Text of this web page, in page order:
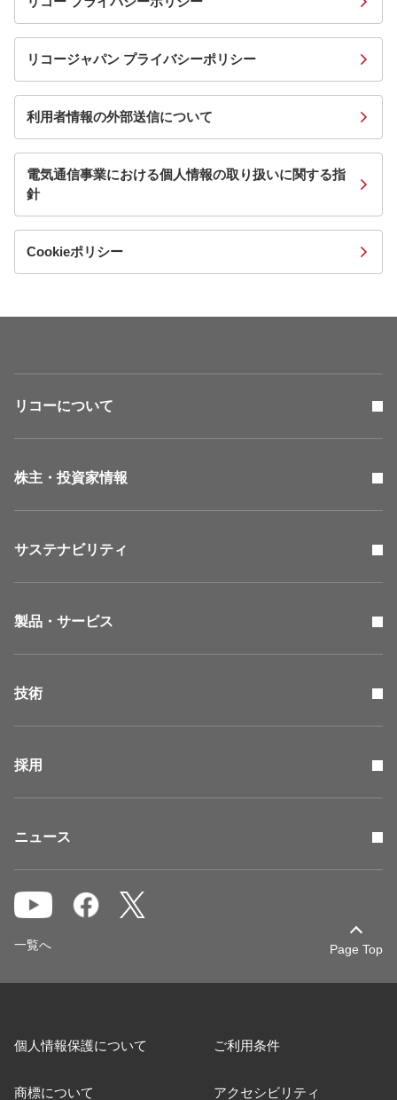
リコージャパン プライバシーポリシー
利用者情報の外部送信について
電気通信事業における個人情報の取り扱いに関する指
針
Cookieポリシー
リコーについて
株主・投資家情報
サステナビリティ
製品・サービス
技術
採用
ニュース
Page Top
一覧へ
個人情報保護について ご利用条件
商標について アクセシビリティ